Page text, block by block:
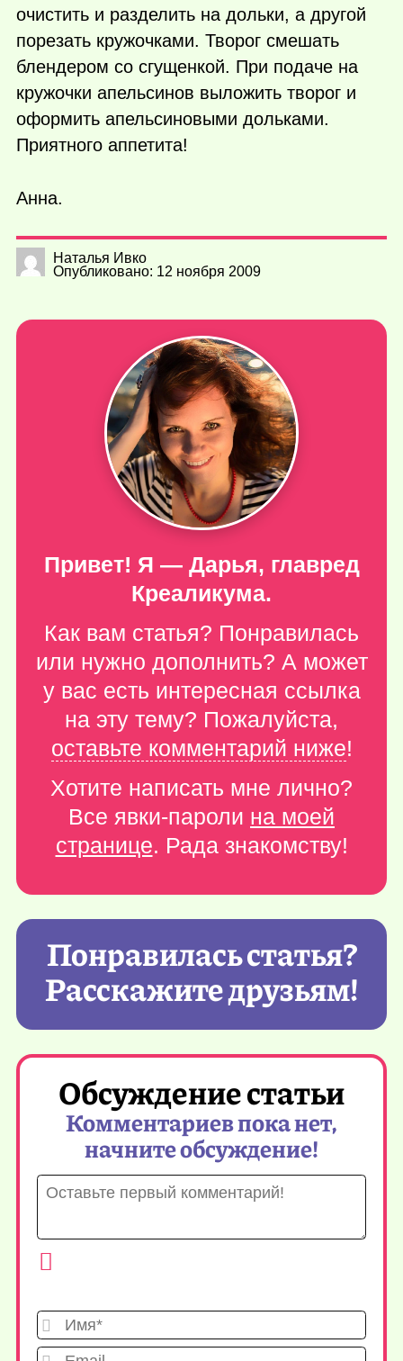
очистить и разделить на дольки, а другой
порезать кружочками. Творог смешать
блендером со сгущенкой. При подаче на
кружочки апельсинов выложить творог и
оформить апельсиновыми дольками.
Приятного аппетита!
Анна.
Наталья Ивко
Опубликовано: 12 ноября 2009
Привет! Я — Дарья, главред
Креаликума.
Как вам статья? Понравилась
или нужно дополнить? А может
у вас есть интересная ссылка
на эту тему? Пожалуйста,
оставьте комментарий ниже!
Хотите написать мне лично?
Все явки-пароли на моей
странице. Рада знакомству!
Понравилась статья?
Расскажите друзьям!
Обсуждение статьи
Комментариев пока нет,
начните обсуждение!
Имя*